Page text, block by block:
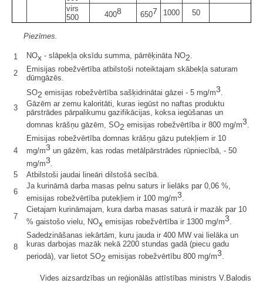
virs
500
4008 6507 1000 50
Piezīmes.
1 NOx - slāpekļa oksīdu summa, pārrēķināta NO2.
2
Emisijas robežvērtība atbilstoši noteiktajam skābekļa saturam
dūmgāzēs.
3
SO2 emisijas robežvērtība sašķidrinātai gāzei - 5 mg/m3.
Gāzēm ar zemu kaloritāti, kuras iegūst no naftas produktu
pārstrādes pārpalikumu gazifikācijas, koksa iegūšanas un
domnas krāšņu gāzēm, SO2 emisijas robežvērtība ir 800 mg/m3.
4
Emisijas robežvērtība domnas krāšņu gāzu putekļiem ir 10
mg/m3 un gāzēm, kas rodas metālpārstrādes rūpniecībā, - 50
mg/m3
5
Atbilstoši jaudai lineāri dilstošā secībā.
6
Ja kurināmā darba masas pelnu saturs ir lielāks par 0,06 %,
emisijas robežvērtība putekļiem ir 100 mg/m3.
7
Cietajam kurināmajam, kura darba masas saturā ir mazāk par 10
% gaistošo vielu, NOx emisijas robežvērtība ir 1300 mg/m3.
8
Sadedzināšanas iekārtām, kuru jauda ir 400 MW vai lielāka un
kuras darbojas mazāk nekā 2200 stundas gadā (piecu gadu
periodā), var lietot SO2 emisijas robežvērtību 800 mg/m3.
Vides aizsardzības un reģionālās attīstības ministrs V.Balodis